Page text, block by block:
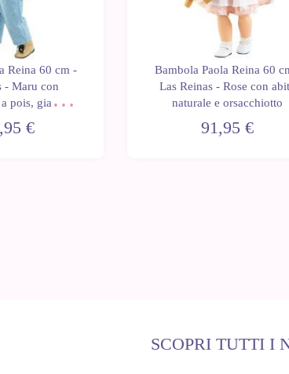
Reina 60 cm -
- Maru con
pois, giacca
€
Bambola Paola Reina 60
Las Reinas - Rose con
naturale e orsacchiotto
91,95 €
SCOPRI TUTTI I